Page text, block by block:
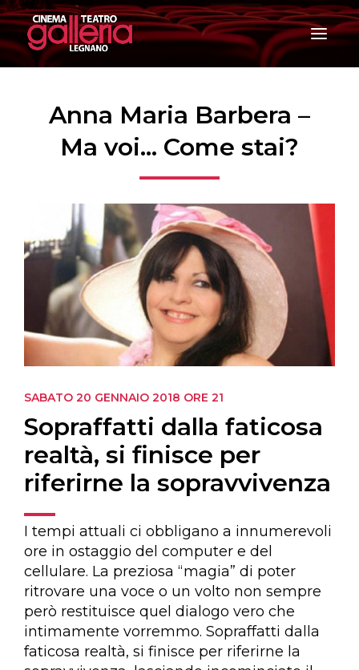
T
o
t
i
o
n
Anna Maria Barbera –
Ma voi… Come stai?
SABATO 20 GENNAIO 2018 ORE 21
Sopraffatti dalla faticosa
realtà, si finisce per
riferirne la sopravvivenza
I tempi attuali ci obbligano a innumerevoli
ore in ostaggio del computer e del
cellulare. La preziosa “magia” di poter
ritrovare una voce o un volto non sempre
però restituisce quel dialogo vero che
intimamente vorremmo. Sopraffatti dalla
faticosa realtà, si finisce per riferirne la